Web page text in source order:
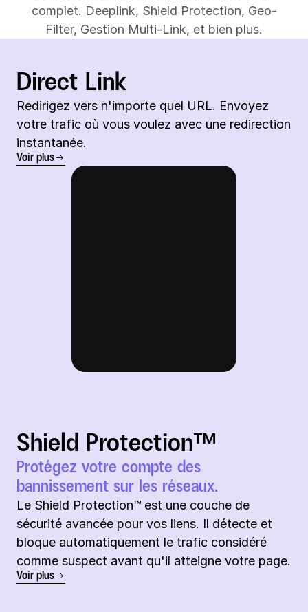
complet. Deeplink, Shield Protection, Geo-
Filter, Gestion Multi-Link, et bien plus.
Direct Link
Redirigez vers n'importe quel URL. Envoyez
votre trafic où vous voulez avec une redirection
instantanée.
Voir plus
Shield Protection™
Protégez votre compte des
bannissement sur les réseaux.
Le Shield Protection™️ est une couche de
sécurité avancée pour vos liens. Il détecte et
bloque automatiquement le trafic considéré
comme suspect avant qu'il atteigne votre page.
Voir plus